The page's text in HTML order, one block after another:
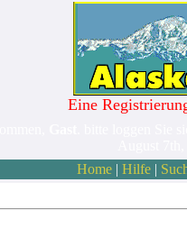
Eine
Home| Hilfe|